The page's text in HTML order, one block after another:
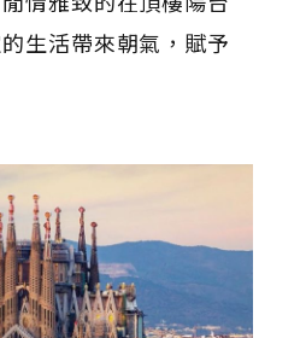
生活帶來朝氣，賦予